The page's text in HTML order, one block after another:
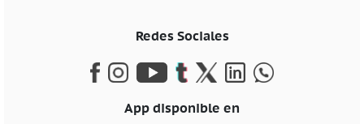
Redes Sociales
App disponible en